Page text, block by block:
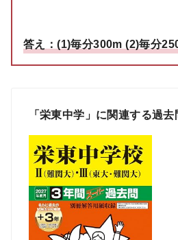
答え：(1)毎分300m (2)毎分
「栄東中学」に関連する過去